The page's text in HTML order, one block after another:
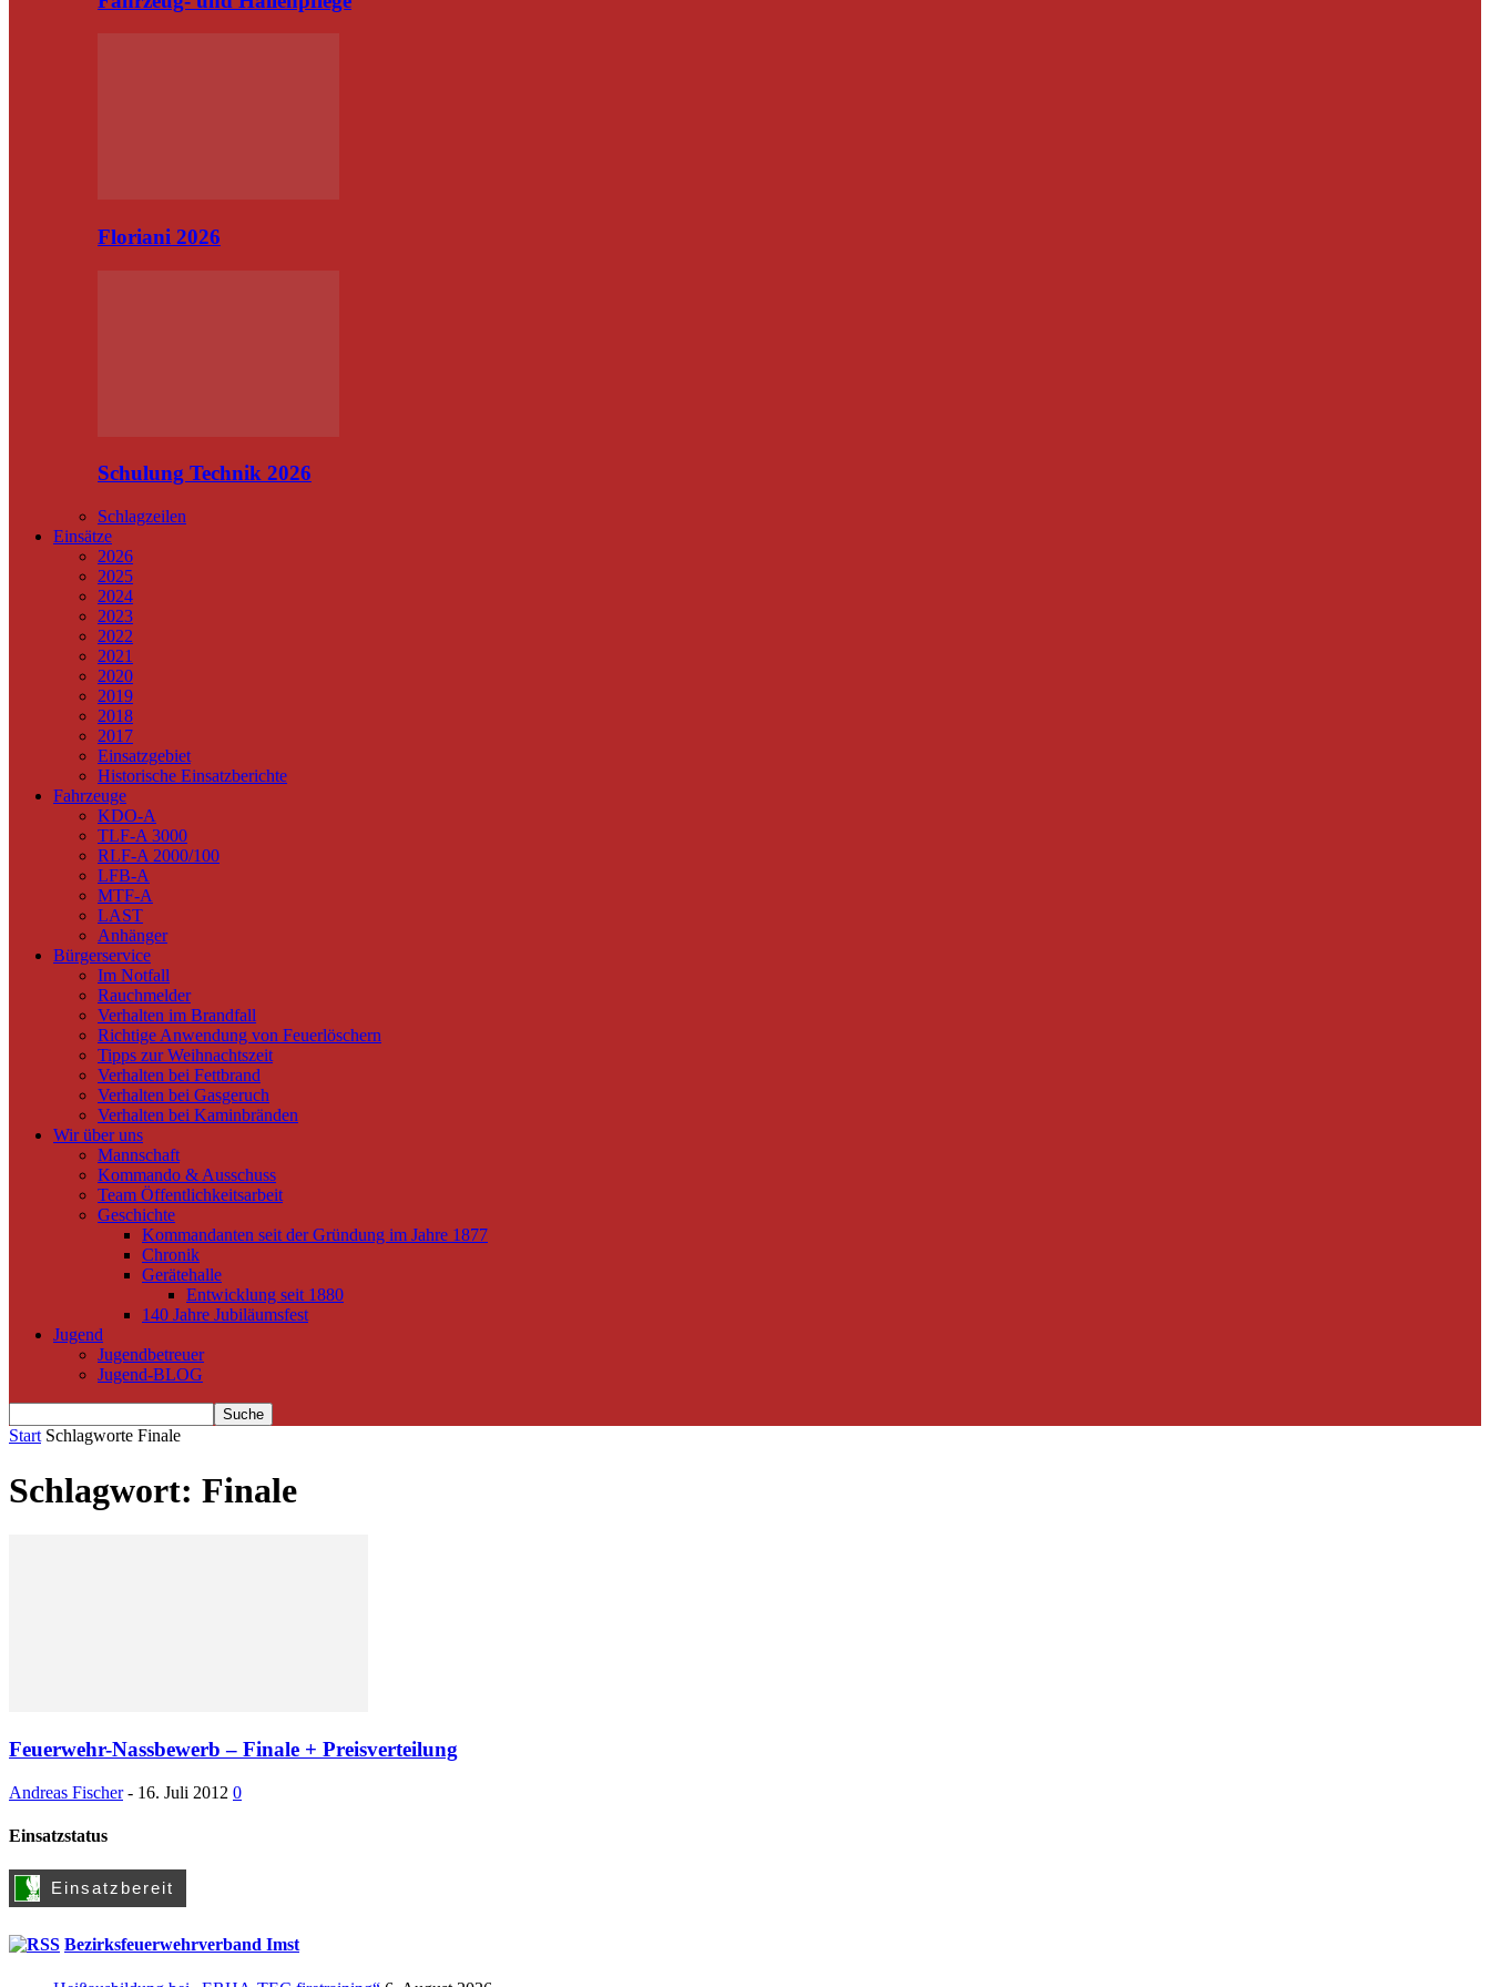
Floriani 2026
Schulung Technik 2026
Schlagzeilen
Einsätze
2026
2025
2024
2023
2022
2021
2020
2019
2018
2017
Einsatzgebiet
Historische Einsatzberichte
Fahrzeuge
KDO-A
TLF-A 3000
RLF-A 2000/100
LFB-A
MTF-A
LAST
Anhänger
Bürgerservice
Im Notfall
Rauchmelder
Verhalten im Brandfall
Richtige Anwendung von Feuerlöschern
Tipps zur Weihnachtszeit
Verhalten bei Fettbrand
Verhalten bei Gasgeruch
Verhalten bei Kaminbränden
Wir über uns
Mannschaft
Kommando & Ausschuss
Team Öffentlichkeitsarbeit
Geschichte
Kommandanten seit der Gründung im Jahre 1877
Chronik
Gerätehalle
Entwicklung seit 1880
140 Jahre Jubiläumsfest
Jugend
Jugendbetreuer
Jugend-BLOG
Start Schlagworte Finale
Schlagwort: Finale
Feuerwehr-Nassbewerb – Finale + Preisverteilung
Andreas Fischer - 16. Juli 2012 0
Einsatzstatus
Bezirksfeuerwehrverband Imst